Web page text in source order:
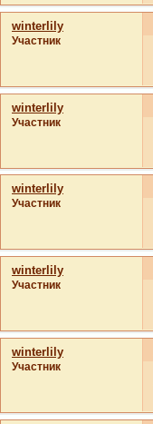
winterlily
Участник
winterlily
Участник
winterlily
Участник
winterlily
Участник
winterlily
Участник